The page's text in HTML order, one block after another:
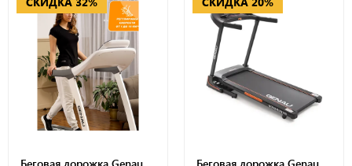
Беговая дорожка Genau
Беговая дорожка Genau